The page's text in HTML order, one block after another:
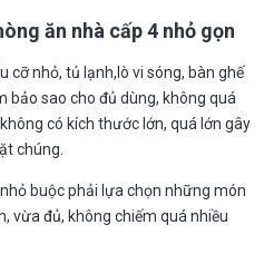
ăn nhà cấp 4 nhỏ gọn
cỡ nhỏ, tủ lạnh,lò vi sóng, bàn ghế
bảo sao cho đủ dùng, không quá
có kích thước lớn, quá lớn gây
chúng.
buộc phải lựa chọn những món
vừa đủ, không chiếm quá nhiều